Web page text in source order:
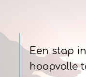
Een stap
hoopvolle